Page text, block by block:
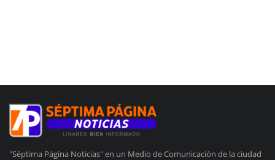
"Séptima Página Noticias" en un Medio de Comunicación de la ciudad